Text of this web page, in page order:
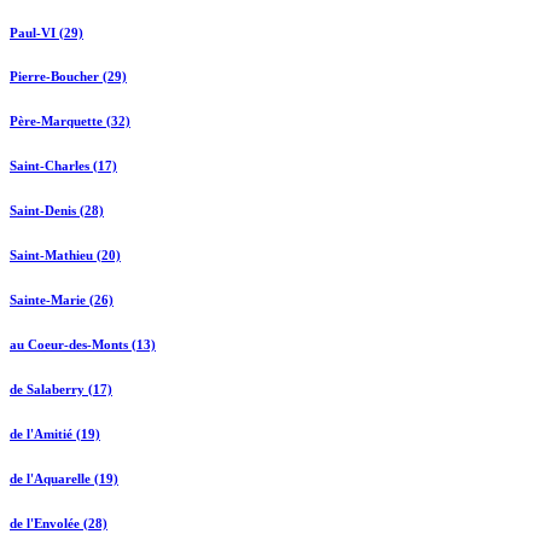
Paul-VI (29)
Pierre-Boucher (29)
Père-Marquette (32)
Saint-Charles (17)
Saint-Denis (28)
Saint-Mathieu (20)
Sainte-Marie (26)
au Coeur-des-Monts (13)
de Salaberry (17)
de l'Amitié (19)
de l'Aquarelle (19)
de l'Envolée (28)